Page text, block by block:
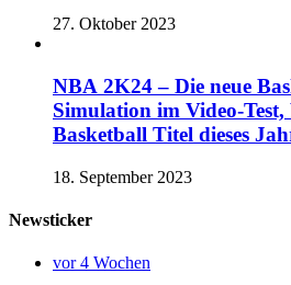
27. Oktober 2023
NBA 2K24 – Die neue
Simulation im Video-
Basketball Titel dieses
18. September 2023
Newsticker
vor 4 Wochen